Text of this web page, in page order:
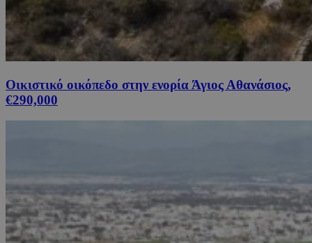
Οικιστικό οικόπεδο στην ενορία Άγιος Αθανάσιος,
€290,000